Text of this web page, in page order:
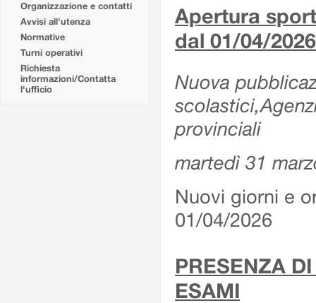
Organizzazione e contatti
Avvisi all'utenza
Normative
Turni operativi
Richiesta
informazioni/Contatta
l'ufficio
Apertura
dal 01/04/2026
Nuova
provinciali
martedì 31
Nuovi giorni e
01/04/2026
PRESENZA
ESAMI